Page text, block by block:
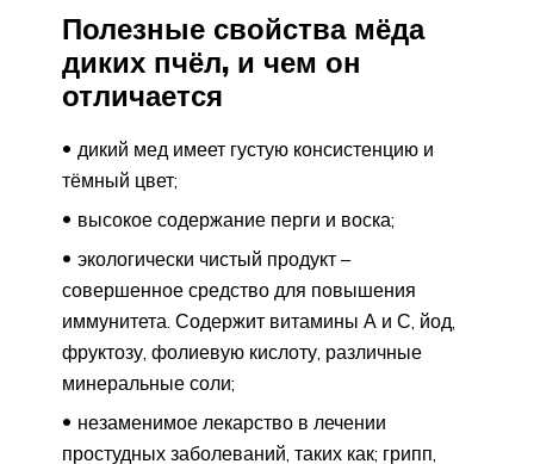
Полезные свойства мёда
диких пчёл, и чем он
отличается
дикий мед имеет густую консистенцию и
тёмный цвет;
высокое содержание перги и воска;
экологически чистый продукт –
совершенное средство для повышения
иммунитета. Содержит витамины А и С, йод,
фруктозу, фолиевую кислоту, различные
минеральные соли;
незаменимое лекарство в лечении
простудных заболеваний, таких как; грипп,